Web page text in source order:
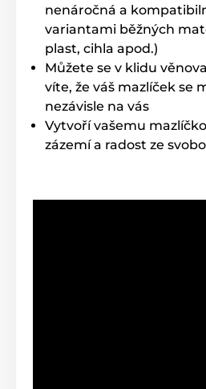
nenáročná a
variantami běžných
plast, cihla apod.)
Můžete se v klidu
víte, že váš mazlíček se
nezávisle na vás
Vytvoří vašemu
zázemí a radost ze